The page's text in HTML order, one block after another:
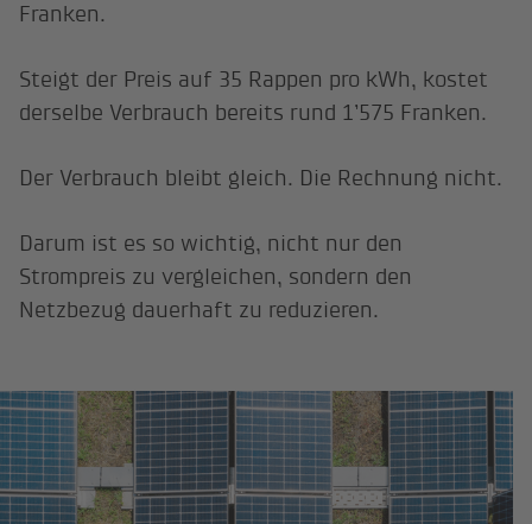
Franken.
Steigt der Preis auf 35 Rappen pro kWh, kostet
derselbe Verbrauch bereits rund 1’575 Franken.
Der Verbrauch bleibt gleich. Die Rechnung nicht.
Darum ist es so wichtig, nicht nur den
Strompreis zu vergleichen, sondern den
Netzbezug dauerhaft zu reduzieren.